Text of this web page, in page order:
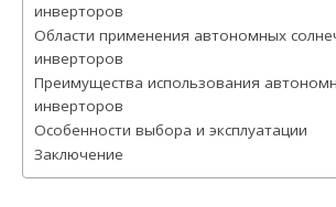
инверторов
Области применения автономных
инверторов
Преимущества использования
инверторов
Особенности выбора и эксплуатации
Заключение